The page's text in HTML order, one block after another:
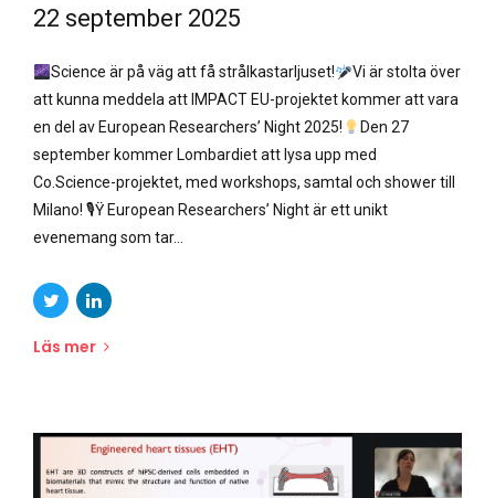
22 september 2025
Science är på väg att få strålkastarljuset!
Vi är stolta över
att kunna meddela att IMPACT EU-projektet kommer att vara
en del av European Researchers’ Night 2025!
Den 27
september kommer Lombardiet att lysa upp med
Co.Science-projektet, med workshops, samtal och shower till
Milano! 🎙Ÿ European Researchers’ Night är ett unikt
evenemang som tar...
Läs mer